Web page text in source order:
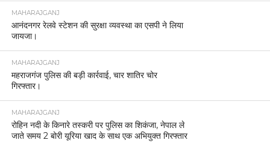
MAHARAJGANJ
आनंदनगर रेलवे स्टेशन की सुरक्षा व्यवस्था का एसपी ने लिया
जायजा।
MAHARAJGANJ
महराजगंज पुलिस की बड़ी कार्रवाई, चार शातिर चोर
गिरफ्तार।
MAHARAJGANJ
रोहिन नदी के किनारे तस्करी पर पुलिस का शिकंजा, नेपाल ले
जाते समय 2 बोरी यूरिया खाद के साथ एक अभियुक्त गिरफ्तार